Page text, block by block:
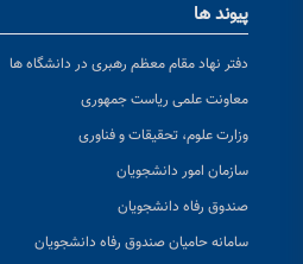
پیوند ها
دفتر نهاد مقام معظم رهبری در دانشگاه ها
معاونت علمی ریاست جمهوری
وزارت علوم، تحقیقات و فناوری
سازمان امور دانشجویان
صندوق رفاه دانشجویان
سامانه حامیان صندوق رفاه دانشجویان